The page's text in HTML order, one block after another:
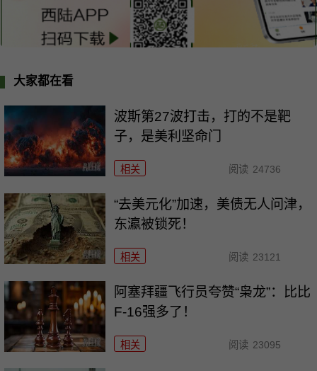
大家都在看
波斯第27波打击，打的不是靶
子，是美利坚命门
相关 阅读 24736
“去美元化”加速，美债无人问津，
东瀛被锁死！
相关 阅读 23121
阿塞拜疆飞行员夸赞“枭龙”：比比
F-16强多了！
相关 阅读 23095